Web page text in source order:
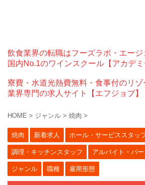
飲食業界の転職はフーズラボ・エージ
国内No.1のワインスクール【アカデミ
寮費・水道光熱費無料・食事付のリゾ
業界専門の求人サイト【エフジョブ】
HOME > ジャンル > 焼肉 >
焼肉 新着求人 ホール・サービススタッ
調理・キッチンスタッフ アルバイト・パー
ジャンル 職種 雇用形態